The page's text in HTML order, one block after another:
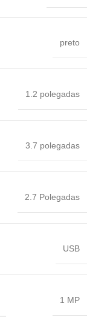
preto
‎1.2 polegadas
‎3.7 polegadas
‎2.7 Polegadas
‎USB
‎1 MP